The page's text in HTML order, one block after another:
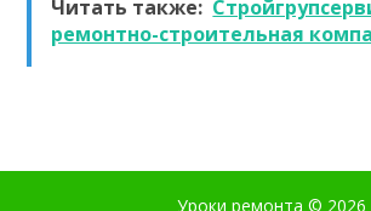
Читать также:
ремонтно-строительная
Уроки ремонта © 2026